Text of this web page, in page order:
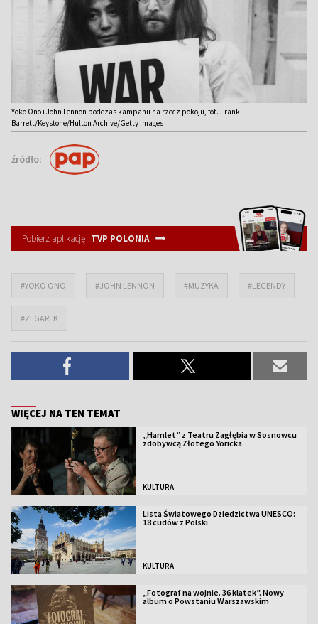
Yoko Ono i John Lennon podczas kampanii na rzecz pokoju, fot. Frank
Barrett/Keystone/Hulton Archive/Getty Images
źródło:
Pobierz aplikację TVP POLONIA
#YOKO ONO #JOHN LENNON #MUZYKA #LEGENDY
#ZEGAREK
WIĘCEJ NA TEN TEMAT
„Hamlet” z Teatru Zagłębia w Sosnowcu
zdobywcą Złotego Yoricka
KULTURA
Lista Światowego Dziedzictwa UNESCO:
18 cudów z Polski
KULTURA
„Fotograf na wojnie. 36 klatek”. Nowy
album o Powstaniu Warszawskim